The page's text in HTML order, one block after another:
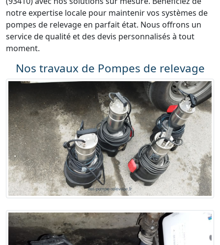
notre expertise locale pour maintenir vos systèmes de
pompes de relevage en parfait état. Nous offrons un
service de qualité et des devis personnalisés à tout
moment.
Nos travaux de Pompes de relevage